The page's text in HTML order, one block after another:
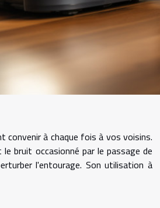
convenir à chaque fois à vos voisins.
bruit occasionné par le passage de
l'entourage. Son utilisation à